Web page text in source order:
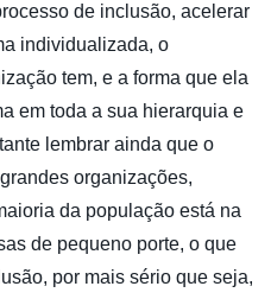
de inclusão, acelerar
individualizada, o
tem, e a forma que ela
em toda a sua hierarquia e
lembrar ainda que o
organizações,
da população está na
de pequeno porte, o que
por mais sério que seja,